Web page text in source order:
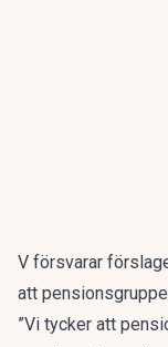
V försvarar
att
”Vi tycker att